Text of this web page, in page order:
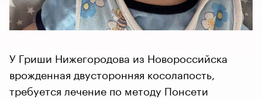
У Гриши Нижегородова из Новороссийска
врожденная двусторонняя косолапость,
требуется лечение по методу Понсети